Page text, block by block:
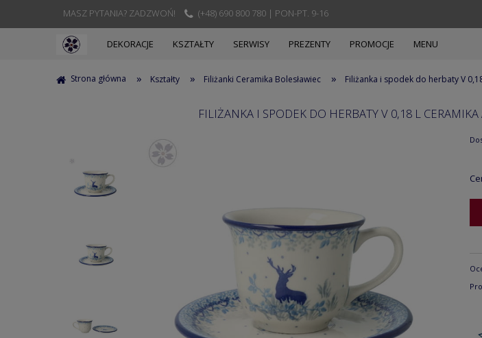
MASZ PYTANIA? ZADZWOŃ! (+48) 690 800 780 | PON-PT. 9-16
DEKORACJE KSZTAŁTY SERWISY PREZENTY PROMOCJE MENU
Strona główna » Kształty » Filiżanki Ceramika Bolesławiec » Filiżanka i spodek do herbaty V
FILIŻANKA I SPODEK DO HERBATY V 0,18 L